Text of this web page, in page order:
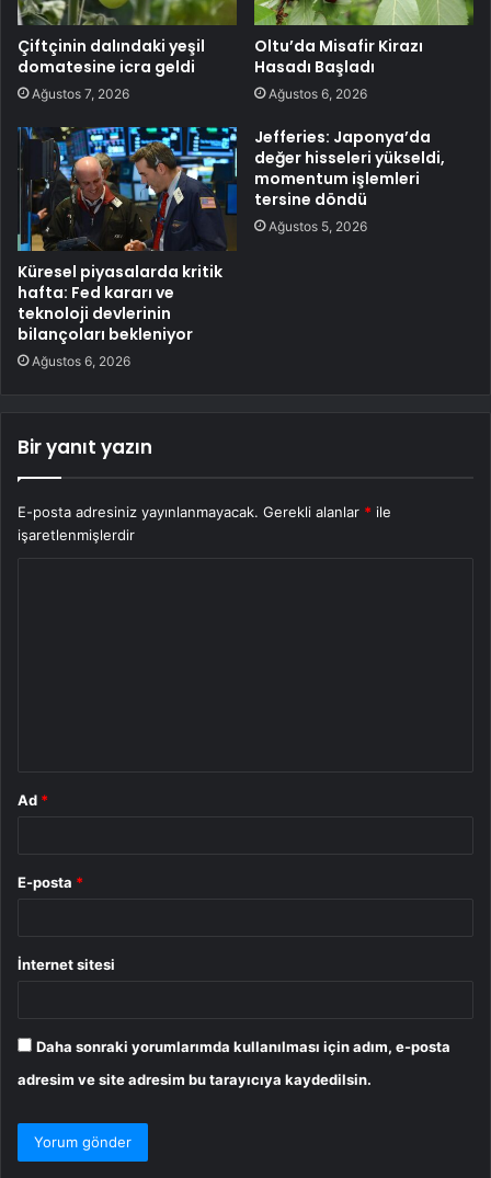
Çiftçinin dalındaki yeşil
domatesine icra geldi
Ağustos 7, 2026
Oltu’da Misafir Kirazı
Hasadı Başladı
Ağustos 6, 2026
Küresel piyasalarda kritik
hafta: Fed kararı ve
teknoloji devlerinin
bilançoları bekleniyor
Ağustos 6, 2026
Jefferies: Japonya’da
değer hisseleri yükseldi,
momentum işlemleri
tersine döndü
Ağustos 5, 2026
Bir yanıt yazın
E-posta adresiniz yayınlanmayacak. Gerekli alanlar * ile
işaretlenmişlerdir
Ad *
E-posta *
İnternet sitesi
Daha sonraki yorumlarımda kullanılması için adım, e-posta
adresim ve site adresim bu tarayıcıya kaydedilsin.